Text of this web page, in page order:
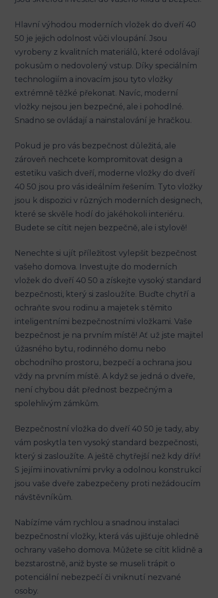
Hlavní výhodou moderních vložek do dveří 40
50 je jejich odolnost vůči vloupání. Jsou
vyrobeny z kvalitních materiálů, které odolávají
pokusům o nedovolený vstup. Díky speciálním
technologiím a inovacím jsou tyto vložky
extrémně těžké překonat. Navíc, moderní
vložky nejsou jen bezpečné, ale i pohodlné.
Snadno se ovládají a nainstalování je hračkou.
Pokud je pro vás bezpečnost důležitá, ale
zároveň nechcete kompromitovat design a
estetiku vašich dveří, moderne vložky do dveří
40 50 jsou pro vás ideálním řešením. Tyto vložky
jsou k dispozici v různých moderních designech,
které se skvěle hodí do jakéhokoli interiéru.
Budete se cítit nejen bezpečně, ale i stylově!
Nenechte si ujít příležitost vylepšit bezpečnost
vašeho domova. Investujte do moderních
vložek do dveří 40 50 a získejte vysoký standard
bezpečnosti, který si zasloužíte. Buďte chytří a
ochraňte svou rodinu a majetek s těmito
inteligentními bezpečnostními vložkami. Vaše
bezpečnost je na prvním místě! Ať už jste majitel
úžasného bytu, rodinného domu nebo
obchodního prostoru, bezpečí a ochrana jsou
vždy na prvním místě. A když se jedná o dveře,
není chybou dát přednost bezpečným a
spolehlivým zámkům.
Bezpečnostní vložka do dveří 40 50 je tady, aby
vám poskytla ten vysoký standard bezpečnosti,
který si zasloužíte. A ještě chytřejší než kdy dřív!
S jejími inovativními prvky a odolnou konstrukcí
jsou vaše dveře zabezpečeny proti nežádoucím
návštěvníkům.
Nabízíme vám rychlou a snadnou instalaci
bezpečnostní vložky, která vás ujišťuje ohledně
ochrany vašeho domova. Můžete se cítit klidně a
bezstarostně, aniž byste se museli trápit o
potenciální nebezpečí či vniknutí nezvané
osoby.